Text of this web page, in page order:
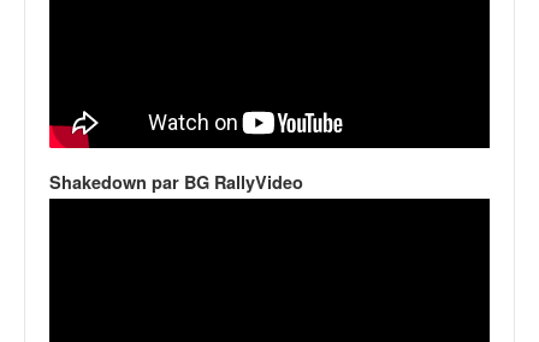
Shakedown par BG RallyVideo